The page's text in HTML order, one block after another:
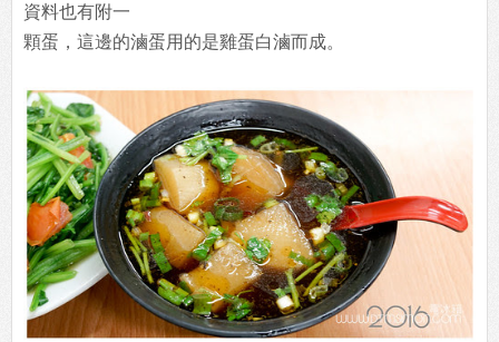
資料也有附一
顆蛋，這邊的滷蛋用的是雞蛋白滷而成。